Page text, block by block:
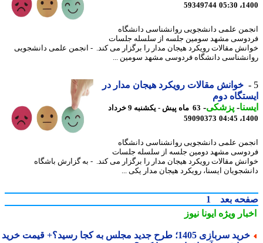
59349744
علمی دانشجویی روانشناسی دانشگاه
مشهد سومین جلسه از سلسله جلسات
مقالات رویکرد هیجان مدار را برگزار می کند. - انجمن علمی دانشجویی
دانشگاه فردوسی مشهد سومین ...
خوانش مقالات رویکرد هیجان مدار در
دوم
-پزشکی-
63 ماه پیش - یکشنبه 9 خرداد
59090373
علمی دانشجویی روانشناسی دانشگاه
مشهد دومین جلسه از سلسله جلسات
مقالات رویکرد هیجان مدار را برگزار می کند. - به گزارش باشگاه
ایسنا، رویکرد هیجان مدار یکی ...
بعد
1
ویژهایونا نیوز
سربازی 1405؛ طرح جدید مجلس به کجا رسید؟+ قیمت خرید